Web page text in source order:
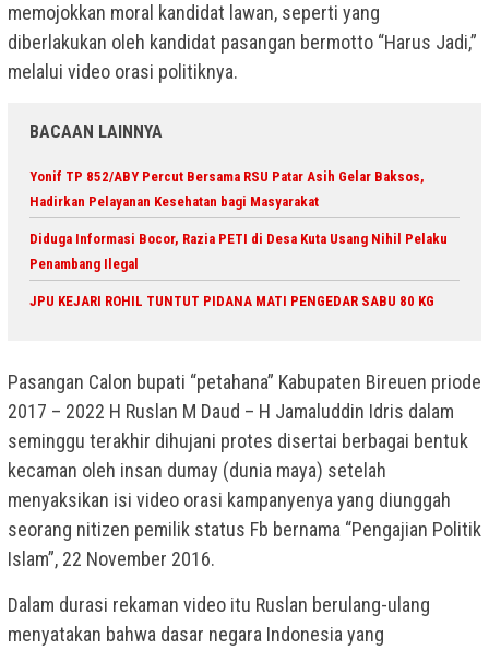
memojokkan moral kandidat lawan, seperti yang
diberlakukan oleh kandidat pasangan bermotto “Harus Jadi,”
melalui video orasi politiknya.
BACAAN LAINNYA
Yonif TP 852/ABY Percut Bersama RSU Patar Asih Gelar Baksos,
Hadirkan Pelayanan Kesehatan bagi Masyarakat
Diduga Informasi Bocor, Razia PETI di Desa Kuta Usang Nihil Pelaku
Penambang Ilegal
JPU KEJARI ROHIL TUNTUT PIDANA MATI PENGEDAR SABU 80 KG
Pasangan Calon bupati “petahana” Kabupaten Bireuen priode
2017 – 2022 H Ruslan M Daud – H Jamaluddin Idris dalam
seminggu terakhir dihujani protes disertai berbagai bentuk
kecaman oleh insan dumay (dunia maya) setelah
menyaksikan isi video orasi kampanyenya yang diunggah
seorang nitizen pemilik status Fb bernama “Pengajian Politik
Islam”, 22 November 2016.
Dalam durasi rekaman video itu Ruslan berulang-ulang
menyatakan bahwa dasar negara Indonesia yang